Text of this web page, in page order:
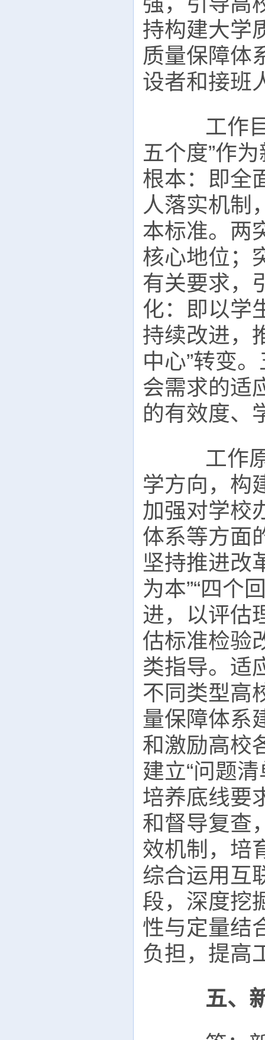
持构建大学
质量保障体
设者和接班
工作目
五个度”作
根本：即全
人落实机制
本标准。两
核心地位；
有关要求，
化：即以学
持续改进，
中心”转变
会需求的适
的有效度、
工作原
学方向，构
加强对学校
体系等方面
坚持推进改
为本”“四个
进，以评估
估标准检验
类指导。适
不同类型高
量保障体系
和激励高校
建立“问题
培养底线要
和督导复查
效机制，培
综合运用互
段，深度挖
性与定量结
负担，提高
五、